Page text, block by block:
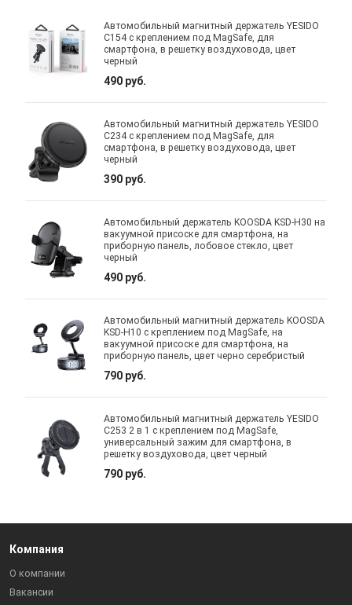
Автомобильный магнитный держатель YESIDO
C154 с креплением под MagSafe, для
смартфона, в решетку воздуховода, цвет
черный
490 руб.
Автомобильный магнитный держатель YESIDO
C234 с креплением под MagSafe, для
смартфона, в решетку воздуховода, цвет
черный
390 руб.
Автомобильный держатель KOOSDA KSD-H30 на
вакуумной присоске для смартфона, на
приборную панель, лобовое стекло, цвет
черный
490 руб.
Автомобильный магнитный держатель KOOSDA
KSD-H10 с креплением под MagSafe, на
вакуумной присоске для смартфона, на
приборную панель, цвет черно серебристый
790 руб.
Автомобильный магнитный держатель YESIDO
C253 2 в 1 с креплением под MagSafe,
универсальный зажим для смартфона, в
решетку воздуховода, цвет черный
790 руб.
Компания
О компании
Вакансии